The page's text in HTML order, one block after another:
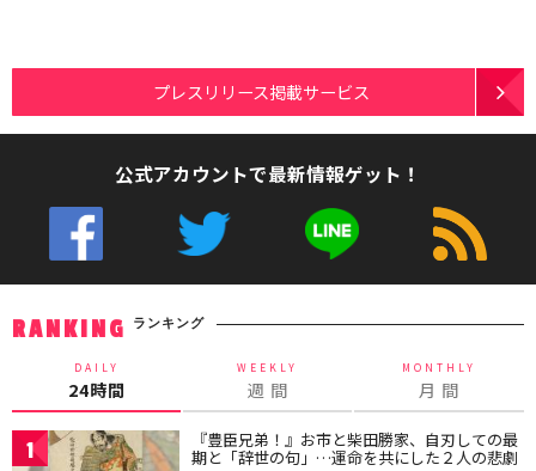
プレスリリース掲載サービス
公式アカウントで最新情報ゲット！
RANKING ランキング
DAILY
24時間
WEEKLY
週 間
MONTHLY
月 間
1 『豊臣兄弟！』お市と柴田勝家、自刃しての最
期と「辞世の句」…運命を共にした２人の悲劇